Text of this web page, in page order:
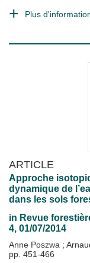
Plus
ARTICLE
Approche
dynamique de
dans les sols
in Revue
4, 01/07/2014
Anne Poszwa ;
pp. 451-466